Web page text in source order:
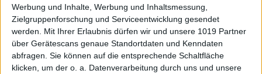
Werbung und Inhalte, Werbung und Inhaltsmessung,
Zielgruppenforschung und Serviceentwicklung gesendet
werden.
Mit Ihrer Erlaubnis dürfen wir und unsere 1019 Partner
über Gerätescans genaue Standortdaten und Kenndaten
abfragen. Sie können auf die entsprechende Schaltfläche
klicken, um der o. a. Datenverarbeitung durch uns und unsere